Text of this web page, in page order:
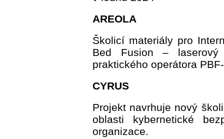
AREOLA
Školicí materiály pro
Bed Fusion –
praktického operátora
CYRUS
Projekt navrhuje nový
oblasti kybernetické
organizace.